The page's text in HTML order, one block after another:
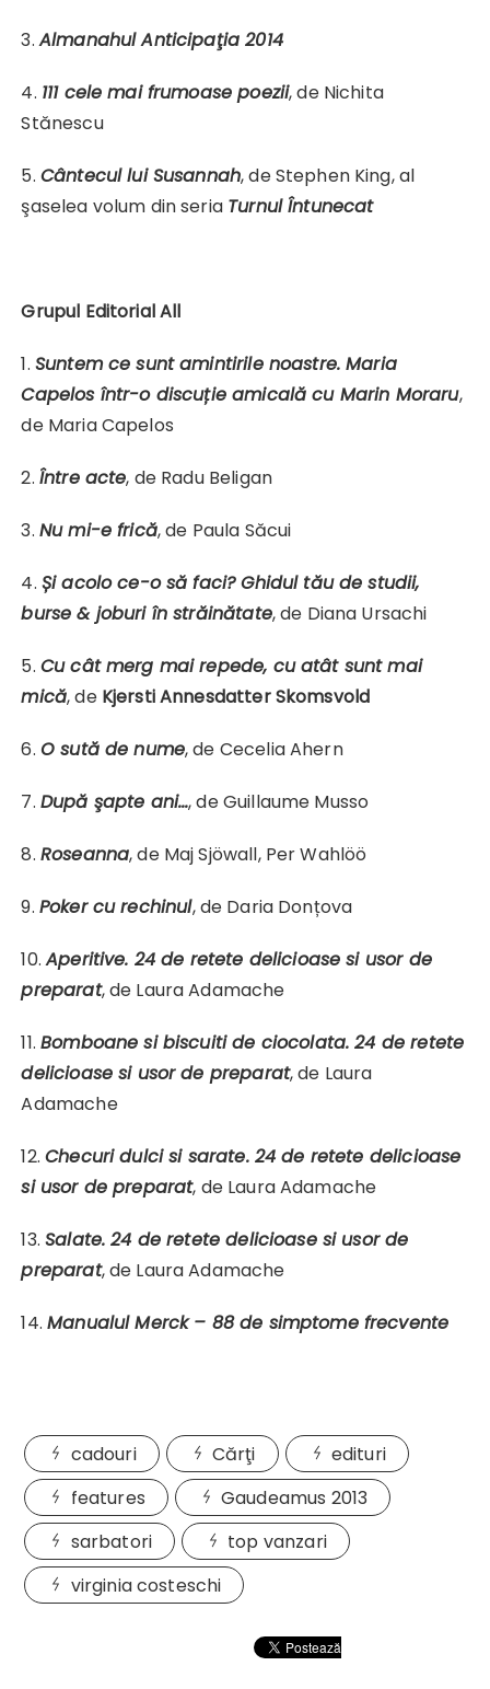
3.Almanahul Anticipaţia 2014
4. 111 cele mai frumoase poezii, de Nichita
Stănescu
5. Cântecul lui Susannah, de Stephen King, al
şaselea volum din seria Turnul Întunecat
Grupul Editorial All
1. Suntem ce sunt amintirile noastre. Maria
Capelos într-o discuție amicală cu Marin Moraru,
de Maria Capelos
2. Între acte, de Radu Beligan
3. Nu mi-e frică, de Paula Săcui
4. Și acolo ce-o să faci? Ghidul tău de studii,
burse & joburi în străinătate, de Diana Ursachi
5. Cu cât merg mai repede, cu atât sunt mai
mică, de Kjersti Annesdatter Skomsvold
6. O sută de nume, de Cecelia Ahern
7. După şapte ani…, de Guillaume Musso
8. Roseanna, de Maj Sjöwall, Per Wahlöö
9. Poker cu rechinul, de Daria Donțova
10.Aperitive. 24 de retete delicioase si usor de
preparat, de Laura Adamache
11.Bomboane si biscuiti de ciocolata. 24 de retete
delicioase si usor de preparat, de Laura
Adamache
12.Checuri dulci si sarate. 24 de retete delicioase
si usor de preparat, de Laura Adamache
13.Salate. 24 de retete delicioase si usor de
preparat, de Laura Adamache
14.Manualul Merck – 88 de simptome frecvente
cadouri Cărţi
edituri
features
Gaudeamus 2013
sarbatori
top vanzari
virginia costeschi